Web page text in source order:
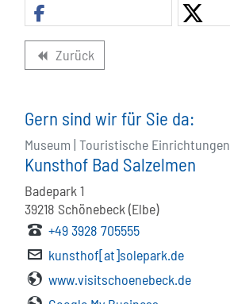
backward Zurück
Gern sind wir für Sie da:
Museum | Touristische Einrichtungen
Kunsthof Bad Salzelmen
Badepark 1
39218 Schönebeck (Elbe)
+49 3928 705555
kunsthof[at]solepark.de
www.visitschoenebeck.de